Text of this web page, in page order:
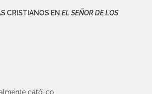
CRISTIANOS ENEL SEÑOR DE LOS
católico